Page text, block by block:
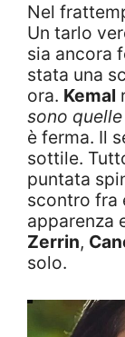
Nel
Un tarlo
sia ancora
stata una
ora. Kemal
sono
è ferma. Il
sottile.
puntata
scontro fra
apparenza
Zerrin,
solo.